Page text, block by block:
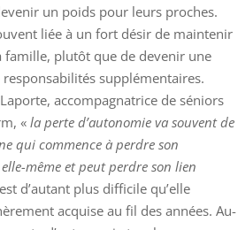
un poids pour leurs proches.
liée à un fort désir de maintenir
famille, plutôt que de devenir une
supplémentaires.
accompagnatrice de séniors
« la perte d’autonomie va souvent de
qui commence à perdre son
même et peut perdre son lien
d’autant plus difficile qu’elle
acquise au fil des années. Au-